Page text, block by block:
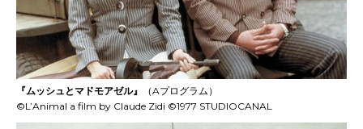
『ムッシュとマドモアゼル』
（Aプログラム）
©L’Animal a film by Claude Zidi ©1977 STUDIOCANAL